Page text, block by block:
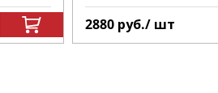
2880 руб./ шт